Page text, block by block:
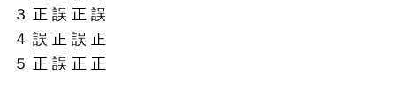
３ 正 誤 正 誤
４ 誤 正 誤 正
５ 正 誤 正 正